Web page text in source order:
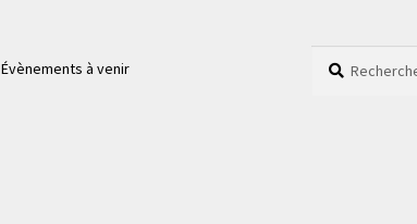
Évènements à venir
pour :